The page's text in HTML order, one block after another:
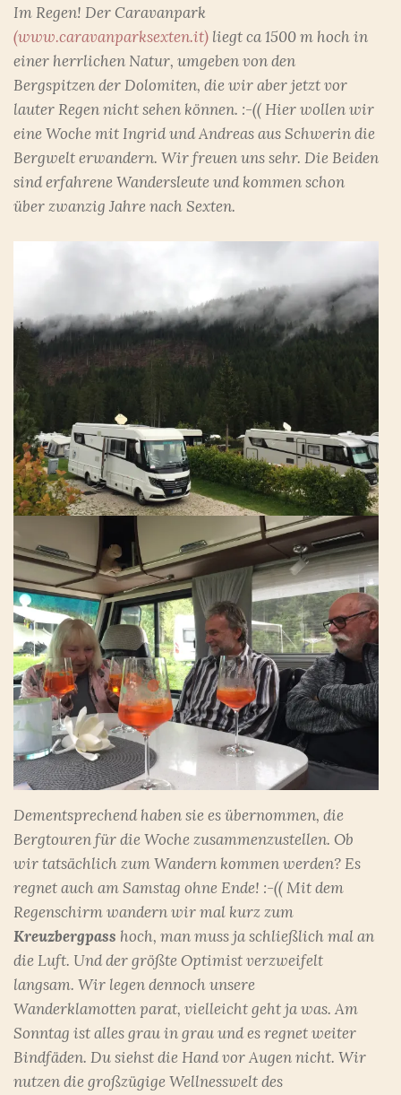
Im Regen! Der Caravanpark
(www.caravanparksexten.it) liegt ca 1500 m hoch in
einer herrlichen Natur, umgeben von den
Bergspitzen der Dolomiten, die wir aber jetzt vor
lauter Regen nicht sehen können. :-(( Hier wollen wir
eine Woche mit Ingrid und Andreas aus Schwerin die
Bergwelt erwandern. Wir freuen uns sehr. Die Beiden
sind erfahrene Wandersleute und kommen schon
über zwanzig Jahre nach Sexten.
Dementsprechend haben sie es übernommen, die
Bergtouren für die Woche zusammenzustellen. Ob
wir tatsächlich zum Wandern kommen werden? Es
regnet auch am Samstag ohne Ende! :-(( Mit dem
Regenschirm wandern wir mal kurz zum
Kreuzbergpass hoch, man muss ja schließlich mal an
die Luft. Und der größte Optimist verzweifelt
langsam. Wir legen dennoch unsere
Wanderklamotten parat, vielleicht geht ja was. Am
Sonntag ist alles grau in grau und es regnet weiter
Bindfäden. Du siehst die Hand vor Augen nicht. Wir
nutzen die großzügige Wellnesswelt des